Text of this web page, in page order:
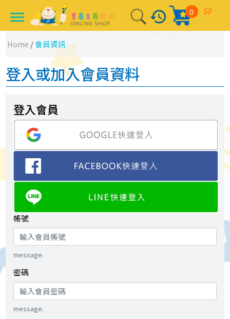
menu history $0
0
Home /會員資訊
登入或加入會員資料
登入會員
帳號
message.
密碼
message.